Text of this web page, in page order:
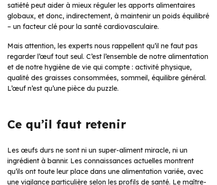
satiété peut aider à mieux réguler les apports alimentaires
globaux, et donc, indirectement, à maintenir un poids équilibré
– un facteur clé pour la santé cardiovasculaire.
Mais attention, les experts nous rappellent qu’il ne faut pas
regarder l’œuf tout seul. C’est l’ensemble de notre alimentation
et de notre hygiène de vie qui compte : activité physique,
qualité des graisses consommées, sommeil, équilibre général.
L’œuf n’est qu’une pièce du puzzle.
Ce qu’il faut retenir
Les œufs durs ne sont ni un super-aliment miracle, ni un
ingrédient à bannir. Les connaissances actuelles montrent
qu’ils ont toute leur place dans une alimentation variée, avec
une vigilance particulière selon les profils de santé. Le maître-